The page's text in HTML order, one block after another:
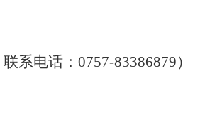
系电话：0757-83386879）